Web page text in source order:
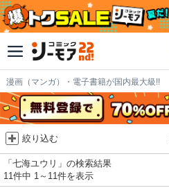
漫画（マンガ）・電子書籍が国内最大級!!
絞り込む
「七海ユウリ」の検索結果
11件中 1～11件を表示